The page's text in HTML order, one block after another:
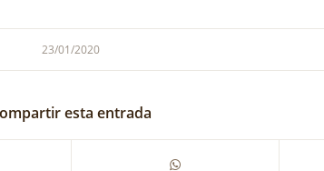
23/01/2020
esta entrada